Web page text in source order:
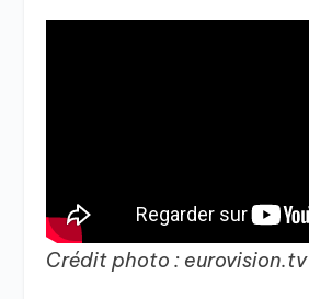
Crédit photo : eurovision.tv